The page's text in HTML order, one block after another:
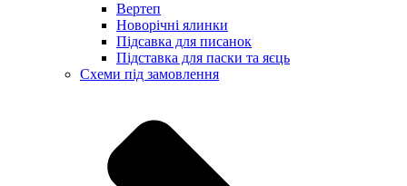
Вертеп
Новорічні ялинки
Підсавка для писанок
Підставка для паски та яєць
Схеми під замовлення